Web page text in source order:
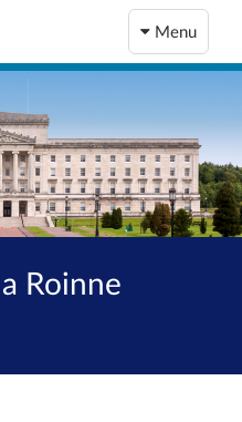
Menu
Roinne